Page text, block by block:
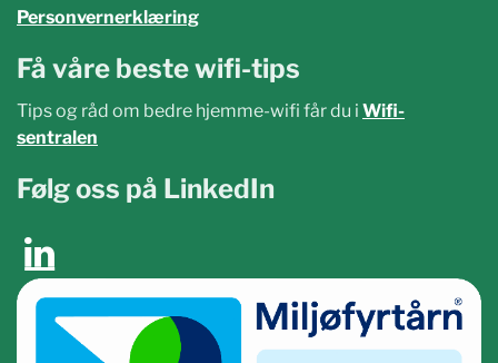
Personvernerklæring
Få våre beste wifi-tips
Tips og råd om bedre hjemme-wifi får du i Wifi-
sentralen
Følg oss på LinkedIn